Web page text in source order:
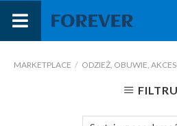
treści
MARKETPLACE / ODZIEŻ, OBUWIE,